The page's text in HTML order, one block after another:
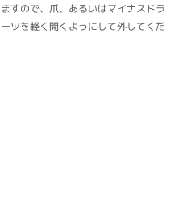
すので、爪、あるいはマイナスドラ
ツを軽く開くようにして外してくだ